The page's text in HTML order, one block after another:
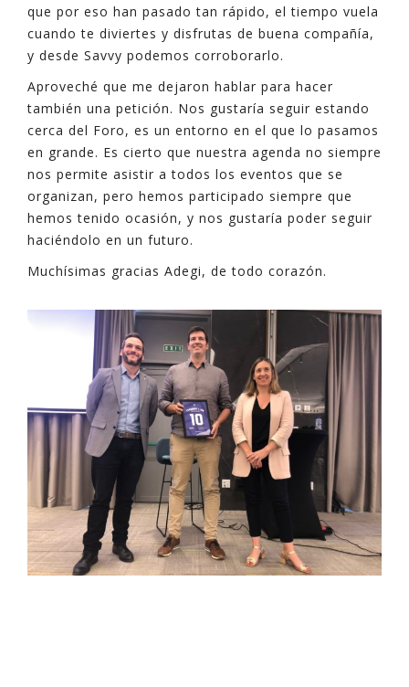
que por eso han pasado tan rápido, el tiempo vuela
cuando te diviertes y disfrutas de buena compañía,
y desde Savvy podemos corroborarlo.
Aproveché que me dejaron hablar para hacer
también una petición. Nos gustaría seguir estando
cerca del Foro, es un entorno en el que lo pasamos
en grande. Es cierto que nuestra agenda no siempre
nos permite asistir a todos los eventos que se
organizan, pero hemos participado siempre que
hemos tenido ocasión, y nos gustaría poder seguir
haciéndolo en un futuro.
Muchísimas gracias Adegi, de todo corazón.